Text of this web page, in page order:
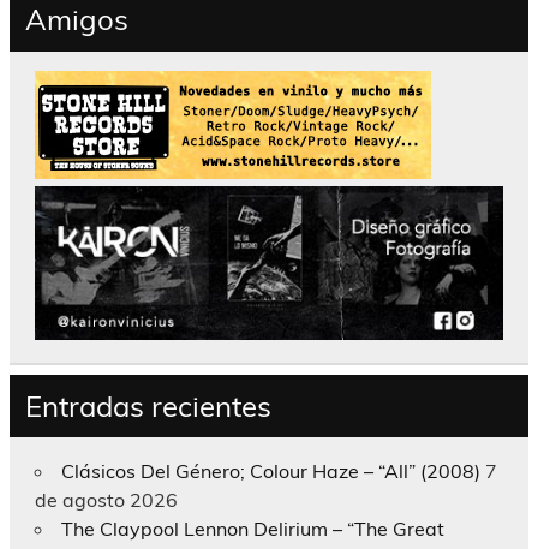
Amigos
Entradas recientes
Clásicos Del Género; Colour Haze – “All” (2008) 7
de agosto 2026
The Claypool Lennon Delirium – “The Great